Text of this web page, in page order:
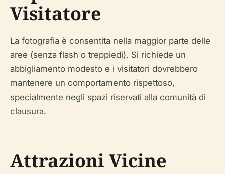
Visitatore
La fotografia è consentita nella maggior parte delle
aree (senza flash o treppiedi). Si richiede un
abbigliamento modesto e i visitatori dovrebbero
mantenere un comportamento rispettoso,
specialmente negli spazi riservati alla comunità di
clausura.
Attrazioni Vicine